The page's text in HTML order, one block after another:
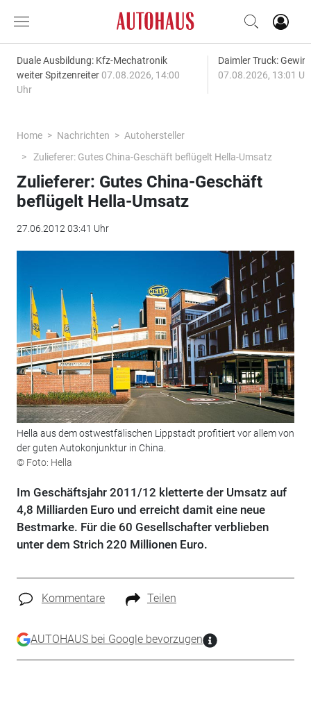
Duale Ausbildung: Kfz-Mechatronik
weiter Spitzenreiter 07.08.2026, 14:00
Uhr
Daimler Truck:
07.08.2026, 13:01
Home Nachrichten
Autohersteller
Zulieferer: Gutes China-Geschäft beflügelt Hella-Umsatz
Zulieferer: Gutes China-Geschäft
beflügelt Hella-Umsatz
27.06.2012 03:41 Uhr
Hella aus dem ostwestfälischen Lippstadt profitiert vor allem von
der guten Autokonjunktur in China.
© Foto: Hella
Im Geschäftsjahr 2011/12 kletterte der Umsatz auf
4,8 Milliarden Euro und erreicht damit eine neue
Bestmarke. Für die 60 Gesellschafter verblieben
unter dem Strich 220 Millionen Euro.
Kommentare Teilen
AUTOHAUS bei Google bevorzugen